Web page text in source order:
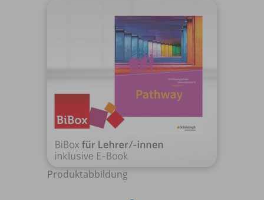
Produktabbildung